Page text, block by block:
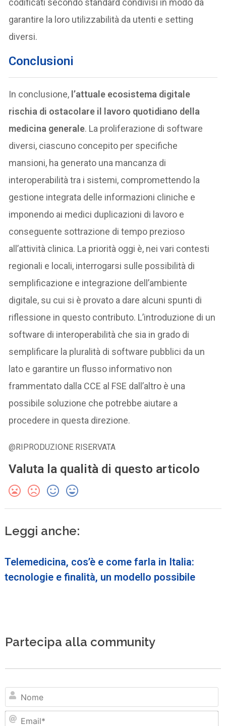
codificati secondo standard condivisi in modo da
garantire la loro utilizzabilità da utenti e setting
diversi.
Conclusioni
In conclusione, l’attuale ecosistema digitale
rischia di ostacolare il lavoro quotidiano della
medicina generale. La proliferazione di software
diversi, ciascuno concepito per specifiche
mansioni, ha generato una mancanza di
interoperabilità tra i sistemi, compromettendo la
gestione integrata delle informazioni cliniche e
imponendo ai medici duplicazioni di lavoro e
conseguente sottrazione di tempo prezioso
all’attività clinica. La priorità oggi è, nei vari contesti
regionali e locali, interrogarsi sulle possibilità di
semplificazione e integrazione dell’ambiente
digitale, su cui si è provato a dare alcuni spunti di
riflessione in questo contributo. L’introduzione di un
software di interoperabilità che sia in grado di
semplificare la pluralità di software pubblici da un
lato e garantire un flusso informativo non
frammentato dalla CCE al FSE dall’altro è una
possibile soluzione che potrebbe aiutare a
procedere in questa direzione.
@RIPRODUZIONE RISERVATA
Valuta la qualità di questo articolo
Leggi anche:
Telemedicina, cos’è e come farla in Italia:
tecnologie e finalità, un modello possibile
Partecipa alla community